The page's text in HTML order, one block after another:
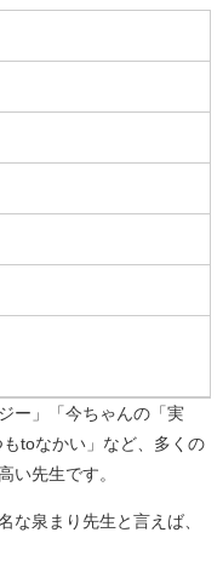
ー」「今ちゃんの「実
toなかい」など、多くの
い先生です。
な泉まり先生と言えば、